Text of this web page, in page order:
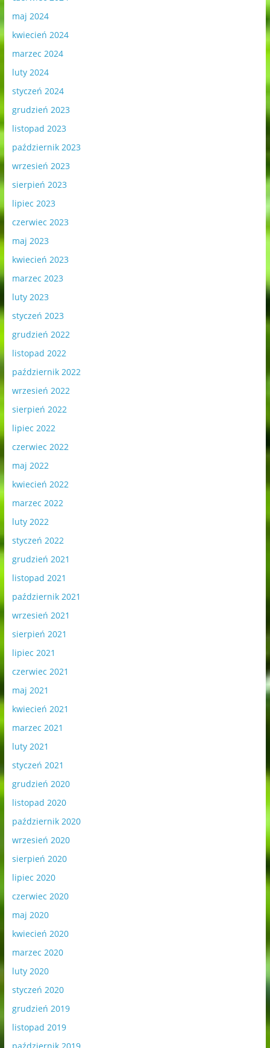
maj 2024
kwiecień 2024
marzec 2024
luty 2024
styczeń 2024
grudzień 2023
listopad 2023
październik 2023
wrzesień 2023
sierpień 2023
lipiec 2023
czerwiec 2023
maj 2023
kwiecień 2023
marzec 2023
luty 2023
styczeń 2023
grudzień 2022
listopad 2022
październik 2022
wrzesień 2022
sierpień 2022
lipiec 2022
czerwiec 2022
maj 2022
kwiecień 2022
marzec 2022
luty 2022
styczeń 2022
grudzień 2021
listopad 2021
październik 2021
wrzesień 2021
sierpień 2021
lipiec 2021
czerwiec 2021
maj 2021
kwiecień 2021
marzec 2021
luty 2021
styczeń 2021
grudzień 2020
listopad 2020
październik 2020
wrzesień 2020
sierpień 2020
lipiec 2020
czerwiec 2020
maj 2020
kwiecień 2020
marzec 2020
luty 2020
styczeń 2020
grudzień 2019
listopad 2019